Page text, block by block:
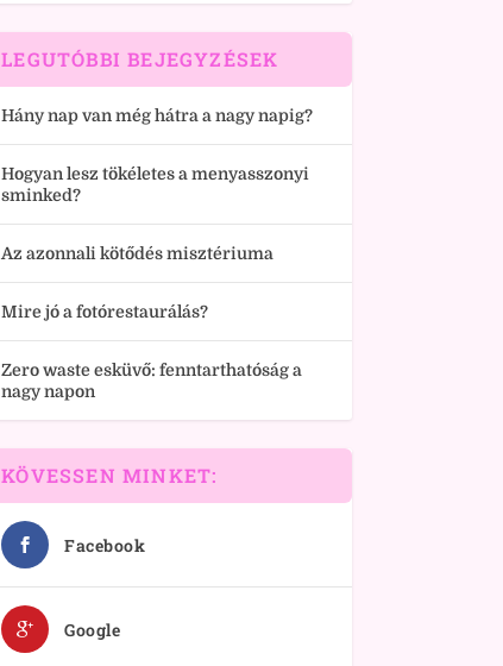
LEGUTÓBBI BEJEGYZÉSEK
Hány nap van még hátra a nagy napig?
Hogyan lesz tökéletes a menyasszonyi
sminked?
Az azonnali kötődés misztériuma
Mire jó a fotórestaurálás?
Zero waste esküvő: fenntarthatóság a
nagy napon
KÖVESSEN MINKET:
Facebook
Google